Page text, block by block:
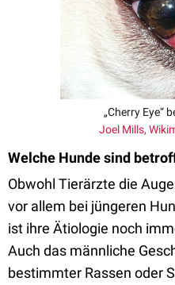
„Cherry Eye“
Joel Mills,
Welche Hunde sind
Obwohl Tierärzte die
vor allem bei jüngeren
ist ihre Ätiologie noch
Auch das männliche
bestimmter Rassen oder